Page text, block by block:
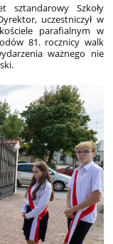
sztandarowy Szkoły
uczestniczył w
parafialnym w
81. rocznicy walk
ważnego nie